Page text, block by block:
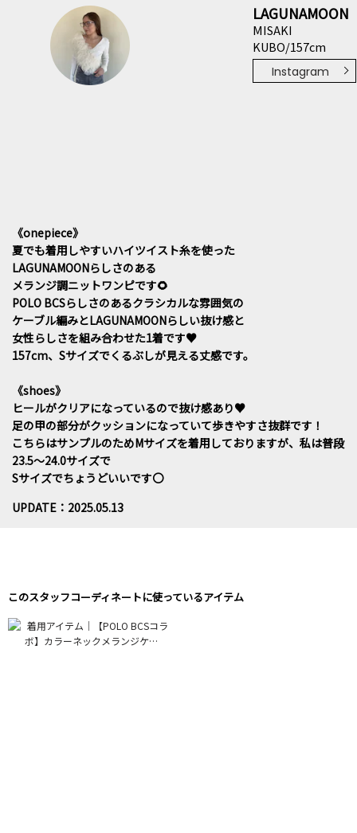
LAGUNAMOON
MISAKI
KUBO/157cm
Instagram
《onepiece》
夏でも着用しやすいハイツイスト糸を使った
LAGUNAMOONらしさのある
メランジ調ニットワンピです🌻
POLO BCSらしさのあるクラシカルな雰囲気の
ケーブル編みとLAGUNAMOONらしい抜け感と
女性らしさを組み合わせた1着です♥
157cm、Sサイズでくるぶしが見える丈感です。
《shoes》
ヒールがクリアになっているので抜け感あり♥
足の甲の部分がクッションになっていて歩きやすさ抜群です！
こちらはサンプルのためMサイズを着用しておりますが、私は普段
23.5～24.0サイズで
Sサイズでちょうどいいです〇
UPDATE：2025.05.13
このスタッフコーディネートに使っているアイテム